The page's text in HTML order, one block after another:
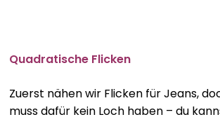
Quadratische Flicken
Zuerst nähen wir Flicken für Jeans,
muss dafür kein Loch haben – du